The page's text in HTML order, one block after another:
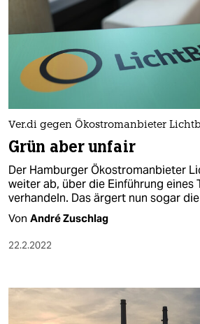
Ver.di gegen Ökostromanbieter
Grün aber unfair
Der Hamburger Ökostromanbieter
weiter ab, über die Einführung eines
verhandeln. Das ärgert nun sogar
Von André Zuschlag
22.2.2022